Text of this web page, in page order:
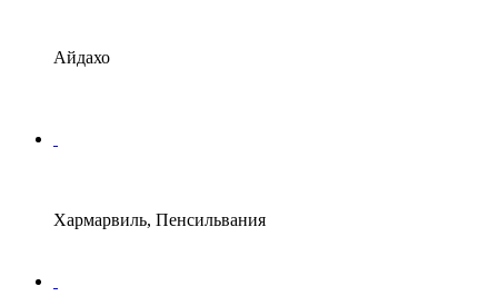
Айдахо
Хармарвиль, Пенсильвания